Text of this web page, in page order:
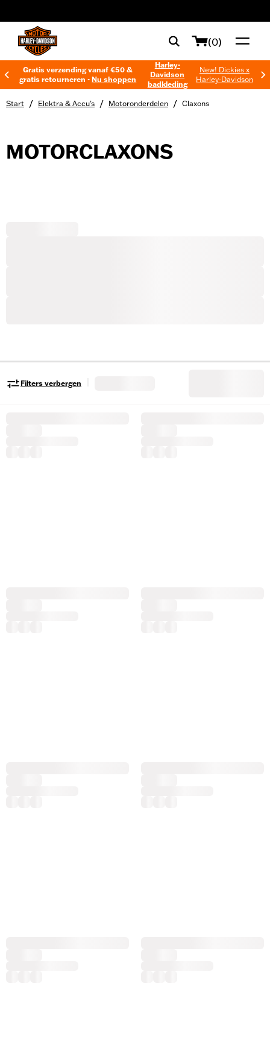
(0)
Gratis verzending vanaf €50 &
gratis retourneren -Nu shoppen
Harley-
Davidson
badkleding
New! Dickies x
Harley-Davidson
Start / Elektra & Accu’s / Motoronderdelen / Claxons
MOTORCLAXONS
Filters verbergen